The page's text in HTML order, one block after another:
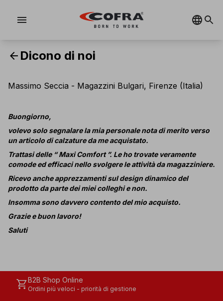
menu
arrow_back Dicono di noi
Massimo Seccia - Magazzini Bulgari, Firenze (Italia)
Buongiorno,
volevo solo segnalare la mia personale nota di merito verso
un articolo di calzature da me acquistato.
Trattasi delle “ Maxi Comfort ”. Le ho trovate veramente
comode ed efficaci nello svolgere le attività da magazziniere.
Ricevo anche apprezzamenti sul design dinamico del
prodotto da parte dei miei colleghi e non.
Insomma sono davvero contento del mio acquisto.
Grazie e buon lavoro!
Saluti
shopping_cartB2B Shop Online
Ordini più veloci - priorità di gestione